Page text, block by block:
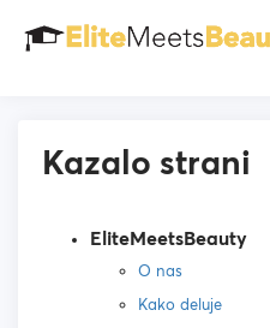
Kazalo strani
EliteMeetsBeauty
O nas
Kako deluje